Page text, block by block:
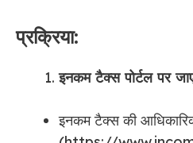
प्रक्रिया:
इनकम टैक्स पोर्टल पर
इनकम टैक्स की